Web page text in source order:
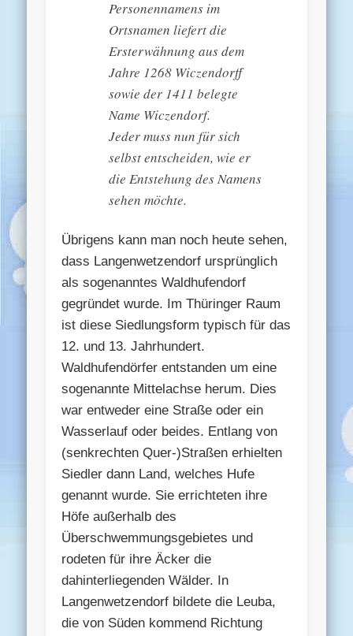
Personennamens im
Ortsnamen liefert die
Ersterwähnung aus dem
Jahre 1268 Wiczendorff
sowie der 1411 belegte
Name Wiczendorf.
Jeder muss nun für sich
selbst entscheiden, wie er
die Entstehung des Namens
sehen möchte.
Übrigens kann man noch heute sehen,
dass Langenwetzendorf ursprünglich
als sogenanntes Waldhufendorf
gegründet wurde. Im Thüringer Raum
ist diese Siedlungsform typisch für das
12. und 13. Jahrhundert.
Waldhufendörfer entstanden um eine
sogenannte Mittelachse herum. Dies
war entweder eine Straße oder ein
Wasserlauf oder beides. Entlang von
(senkrechten Quer-)Straßen erhielten
Siedler dann Land, welches Hufe
genannt wurde. Sie errichteten ihre
Höfe außerhalb des
Überschwemmungsgebietes und
rodeten für ihre Äcker die
dahinterliegenden Wälder. In
Langenwetzendorf bildete die Leuba,
die von Süden kommend Richtung